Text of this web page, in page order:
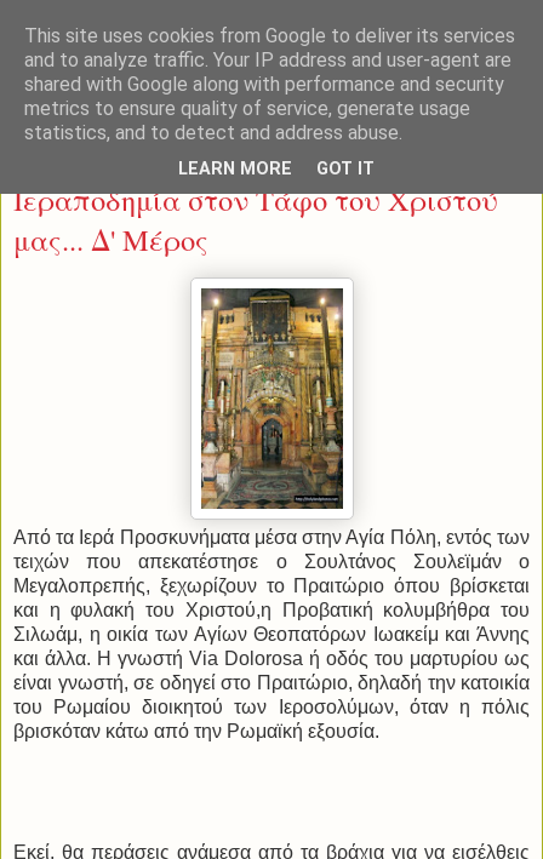
Τρίτη 4 Οκτωβρίου 2016
Ιεραποδημία στον Τάφο του Χριστού
μας... Δ' Μέρος
Από τα Ιερά Προσκυνήματα μέσα στην Αγία Πόλη, εντός των
τειχών που απεκατέστησε ο Σουλτάνος Σουλεϊμάν ο
Μεγαλοπρεπής, ξεχωρίζουν το Πραιτώριο όπου βρίσκεται
και η φυλακή του Χριστού,η Προβατική κολυμβήθρα του
Σιλωάμ, η οικία των Αγίων Θεοπατόρων Ιωακείμ και Άννης
και άλλα. Η γνωστή Via Dolorosa ή οδός του μαρτυρίου ως
είναι γνωστή, σε οδηγεί στο Πραιτώριο, δηλαδή την κατοικία
του Ρωμαίου διοικητού των Ιεροσολύμων, όταν η πόλις
βρισκόταν κάτω από την Ρωμαϊκή εξουσία.
Εκεί, θα περάσεις ανάμεσα από τα βράχια για να εισέλθεις
This site uses cookies from Google to deliver its services
and to analyze traffic. Your IP address and user-agent are
shared with Google along with performance and security
metrics to ensure quality of service, generate usage
statistics, and to detect and address abuse.
LEARN MORE GOT IT